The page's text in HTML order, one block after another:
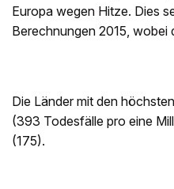
Europa wegen Hitze. Dies
Berechnungen 2015,
Die Länder mit den
(393 Todesfälle pro eine
(175).